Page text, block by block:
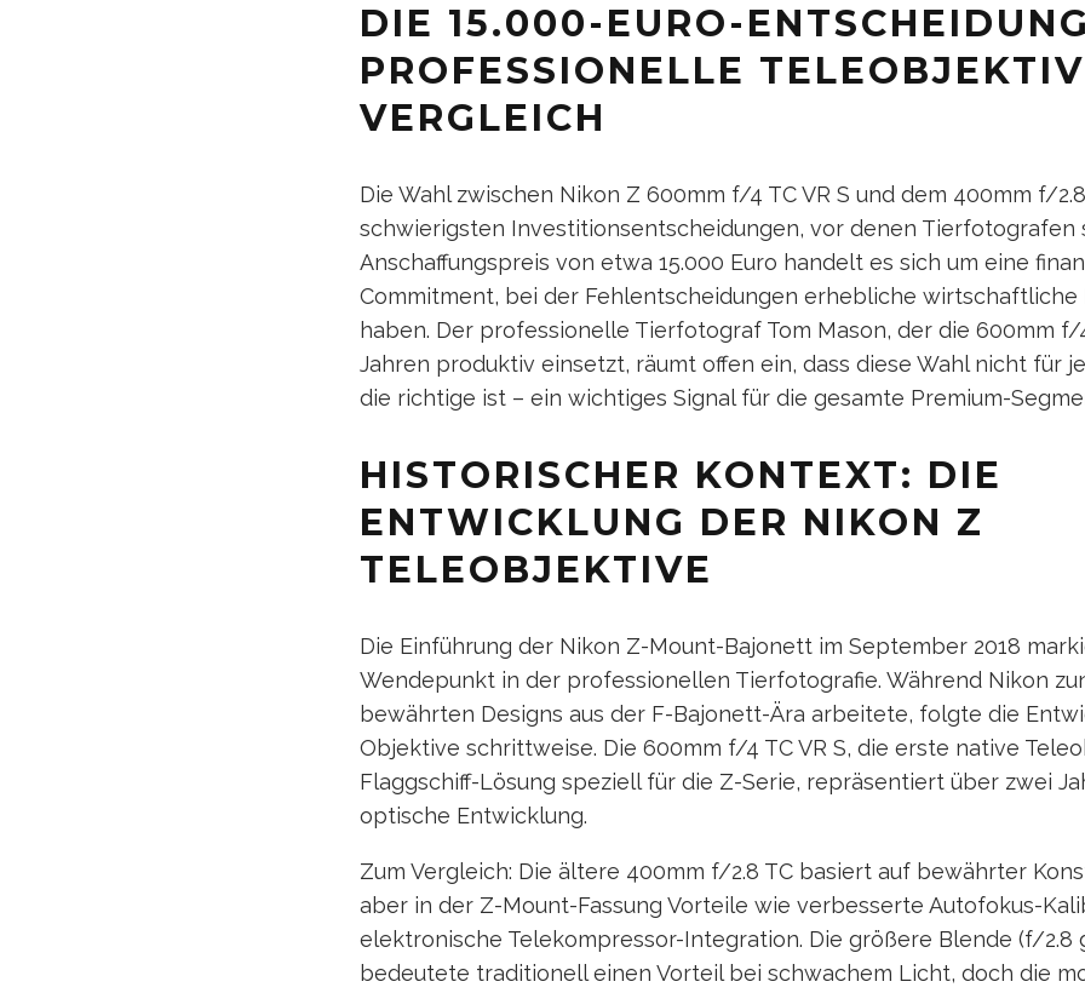
DIE 15.000-EURO-
PROFESSIONELLE
VERGLEICH
Die Wahl zwischen Nikon Z 600mm f/4 TC VR S und dem 400mm f/
schwierigsten Investitionsentscheidungen, vor denen Tierfotografen
Anschaffungspreis von etwa 15.000 Euro handelt es sich um eine
Commitment, bei der Fehlentscheidungen erhebliche wirtschaftliche
haben. Der professionelle Tierfotograf Tom Mason, der die 600mm f/
Jahren produktiv einsetzt, räumt offen ein, dass diese Wahl nicht für
die richtige ist – ein wichtiges Signal für die gesamte Premium-
HISTORISCHER KONTEXT: DIE
ENTWICKLUNG DER NIKON Z
TELEOBJEKTIVE
Die Einführung der Nikon Z-Mount-Bajonett im September 2018
Wendepunkt in der professionellen Tierfotografie. Während Nikon
bewährten Designs aus der F-Bajonett-Ära arbeitete, folgte die
Objektive schrittweise. Die 600mm f/4 TC VR S, die erste native
Flaggschiff-Lösung speziell für die Z-Serie, repräsentiert über zwei
optische Entwicklung.
Zum Vergleich: Die ältere 400mm f/2.8 TC basiert auf bewährter
aber in der Z-Mount-Fassung Vorteile wie verbesserte Autofokus-
elektronische Telekompressor-Integration. Die größere Blende (f/2.8
bedeutete traditionell einen Vorteil bei schwachem Licht, doch die